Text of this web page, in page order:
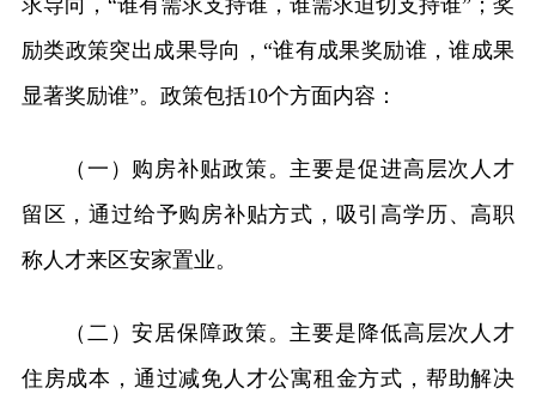
求导向，“谁有需求支持谁，谁需求迫切支持谁”；奖
励类政策突出成果导向，“谁有成果奖励谁，谁成果
显著奖励谁”。政策包括10个方面内容：
（一）购房补贴政策。主要是促进高层次人才
留区，通过给予购房补贴方式，吸引高学历、高职
称人才来区安家置业。
（二）安居保障政策。主要是降低高层次人才
住房成本，通过减免人才公寓租金方式，帮助解决